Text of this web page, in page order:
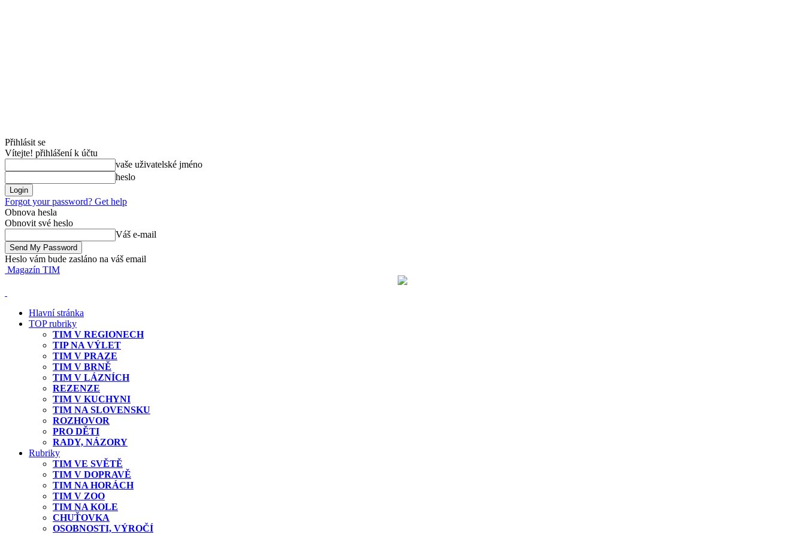
Přihlásit se
Vítejte! přihlášení k účtu
vaše uživatelské jméno
heslo
Forgot your password? Get help
Obnova hesla
Obnovit své heslo
Váš e-mail
Heslo vám bude zasláno na váš email
Magazín TIM
Hlavní stránka
TOP rubriky
TIM V REGIONECH
TIP NA VÝLET
TIM V PRAZE
TIM V BRNĚ
TIM V LÁZNÍCH
REZENZE
TIM V KUCHYNI
TIM NA SLOVENSKU
ROZHOVOR
PRO DĚTI
RADY, NÁZORY
Rubriky
TIM VE SVĚTĚ
TIM V DOPRAVĚ
TIM NA HORÁCH
TIM V ZOO
TIM NA KOLE
CHUŤOVKA
OSOBNOSTI, VÝROČÍ